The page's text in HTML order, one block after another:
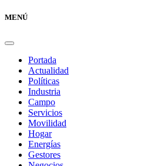
MENÚ
Portada
Actualidad
Políticas
Industria
Campo
Servicios
Movilidad
Hogar
Energías
Gestores